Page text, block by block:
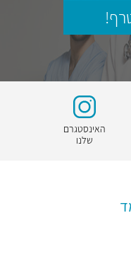
האינסטגרם
שלנו